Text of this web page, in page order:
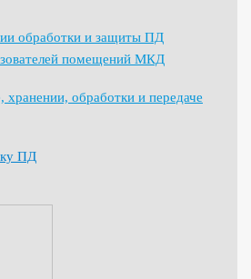
обработки и защиты ПД
помещений МКД
обработки и передаче
ПД